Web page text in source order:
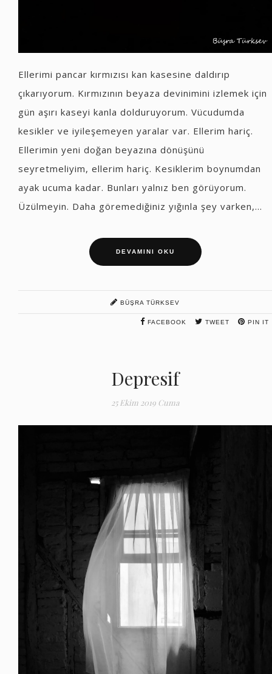
Ellerimi pancar kırmızısı kan kasesine daldırıp
çıkarıyorum. Kırmızının beyaza devinimini izlemek için
gün aşırı kaseyi kanla dolduruyorum. Vücudumda
kesikler ve iyileşemeyen yaralar var. Ellerim hariç.
Ellerimin yeni doğan beyazına dönüşünü
seyretmeliyim, ellerim hariç. Kesiklerim boynumdan
ayak ucuma kadar. Bunları yalnız ben görüyorum.
Üzülmeyin. Daha göremediğiniz yığınla şey varken,...
DEVAMINI OKU
BÜŞRA TÜRKSEV
FACEBOOK TWEET PIN IT
Depresif
25 Ekim 2019 Cuma